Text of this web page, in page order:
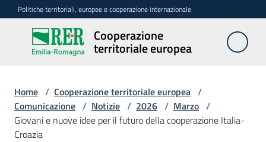
Vai al contenuto
Vai alla navigazione
Vai al footer
Politiche territoriali, europee e cooperazione internazionale
Cooperazione
territoriale europea
Cooperazione
territoriale
Attività
Home / Cooperazione territoriale europea /
Comunicazione / Notizie / 2026 / Marzo /
Giovani e nuove idee per il futuro della cooperazione Italia-
Croazia